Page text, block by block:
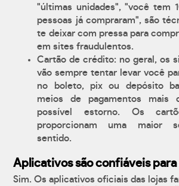
"últimas unidades", "você tem
pessoas já compraram", são
te deixar com pressa para
em sites fraudulentos.
Cartão de crédito: no geral, os
vão sempre tentar levar você
no boleto, pix ou depósito
meios de pagamentos mais
possível estorno. Os
proporcionam uma maior
sentido.
Aplicativos são confiáveis
Sim. Os aplicativos oficiais das lojas